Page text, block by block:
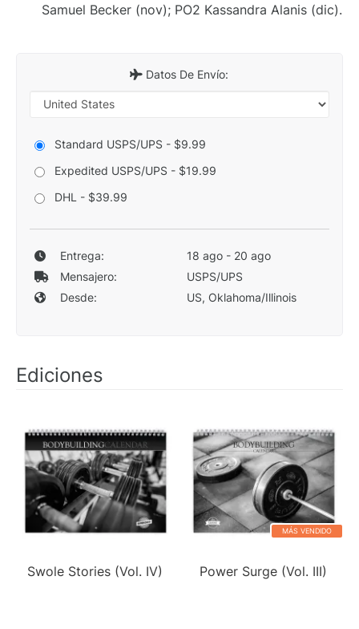
Samuel Becker (nov); PO2 Kassandra Alanis (dic).
Datos De Envío:
Standard USPS/UPS - $9.99
Expedited USPS/UPS - $19.99
DHL - $39.99
Entrega:
18 ago - 20 ago
Mensajero:
USPS/UPS
Desde:
US, Oklahoma/Illinois
Ediciones
Swole Stories (Vol. IV)
MÁS VENDIDO
Power Surge (Vol. III)